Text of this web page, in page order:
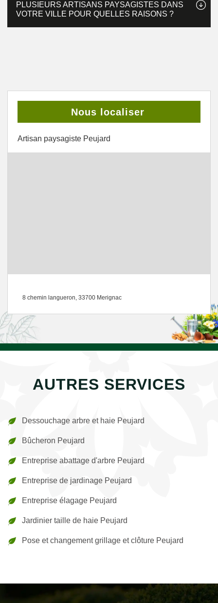
PLUSIEURS ARTISANS PAYSAGISTES DANS
VOTRE VILLE POUR QUELLES RAISONS ?
Nous localiser
Artisan paysagiste Peujard
8 chemin langueron, 33700 Merignac
AUTRES SERVICES
Dessouchage arbre et haie Peujard
Bûcheron Peujard
Entreprise abattage d'arbre Peujard
Entreprise de jardinage Peujard
Entreprise élagage Peujard
Jardinier taille de haie Peujard
Pose et changement grillage et clôture Peujard